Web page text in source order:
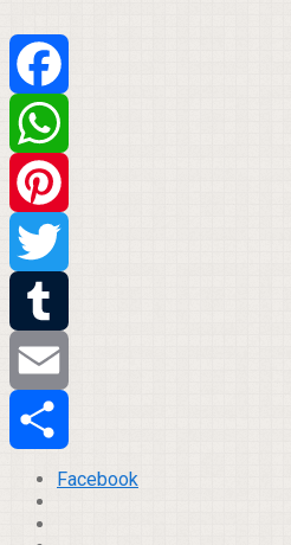
Facebook
WhatsApp
Pinterest
Twitter
Tumblr
Email
Compartilhar
Facebook